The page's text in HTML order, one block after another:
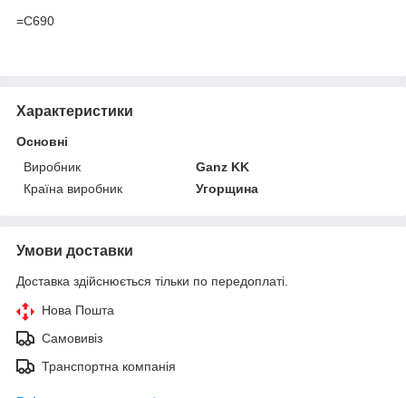
=C690
Характеристики
Основні
Виробник
Ganz KK
Країна виробник
Угорщина
Умови доставки
Доставка здійснюється тільки по передоплаті.
Нова Пошта
Самовивіз
Транспортна компанія